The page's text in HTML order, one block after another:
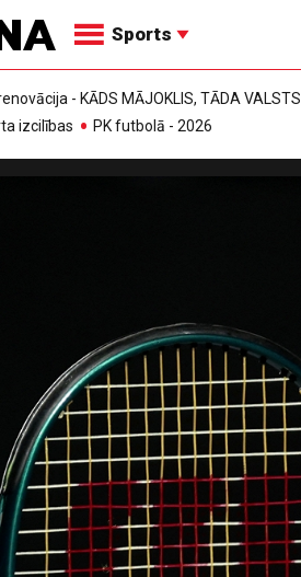
Sports
- KĀDS MĀJOKLIS, TĀDA VALSTS
izcilības
PK futbolā - 2026